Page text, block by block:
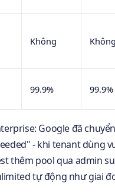
Không Không
99.9% 99.9%
Google đã
- khi tenant dùng
thêm pool qua admin
tự động như giai